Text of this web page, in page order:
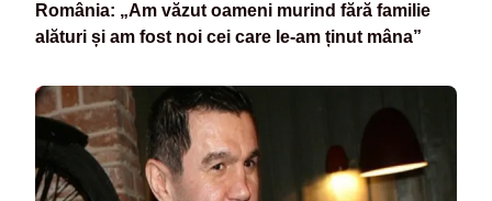
România: „Am văzut oameni murind fără familie
alături și am fost noi cei care le-am ținut mâna”